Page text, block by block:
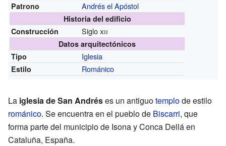
Patrono Andrés el Apóstol
Historia del edificio
Construcción
Sigloxii
Datos arquitectónicos
Tipo
Iglesia
Estilo Románico
La iglesia de San Andréses un antiguotemplode estilo
románico. Se encuentra en el pueblo de Biscarri, que
forma parte del municipio de Isona y Conca Dellá en
Cataluña, España.